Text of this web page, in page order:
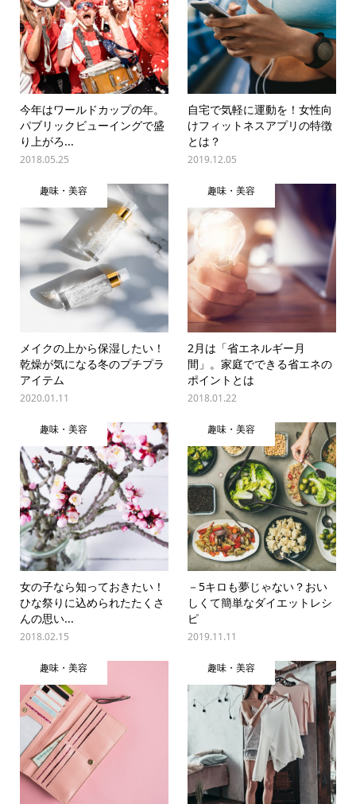
今年はワールドカップの年。
パブリックビューイングで盛
り上がろ...
2018.05.25
自宅で気軽に運動を！女性向
けフィットネスアプリの特徴
とは？
2019.12.05
趣味・美容
メイクの上から保湿したい！
乾燥が気になる冬のプチプラ
アイテム
2020.01.11
趣味・美容
2月は「省エネルギー月
間」。家庭でできる省エネの
ポイントとは
2018.01.22
趣味・美容
女の子なら知っておきたい！
ひな祭りに込められたたくさ
んの思い...
2018.02.15
趣味・美容
－5キロも夢じゃない？おい
しくて簡単なダイエットレシ
ピ
2019.11.11
趣味・美容 趣味・美容